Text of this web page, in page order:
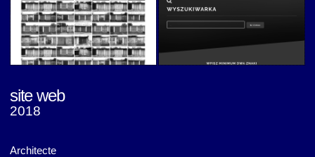
Soraya Soraya
site web
2018
Architecte